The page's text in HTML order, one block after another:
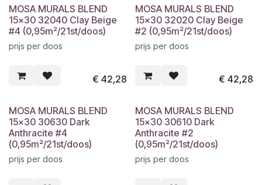
MOSA MURALS BLEND
15x30 32040 Clay Beige
#4 (0,95m²/21st/doos)
prijs per doos
€ 42,28
MOSA MURALS BLEND
15x30 32020 Clay Beige
#2 (0,95m²/21st/doos)
prijs per doos
€ 42,28
MOSA MURALS BLEND
15x30 30630 Dark
Anthracite #4
(0,95m²/21st/doos)
prijs per doos
MOSA MURALS BLEND
15x30 30610 Dark
Anthracite #2
(0,95m²/21st/doos)
prijs per doos